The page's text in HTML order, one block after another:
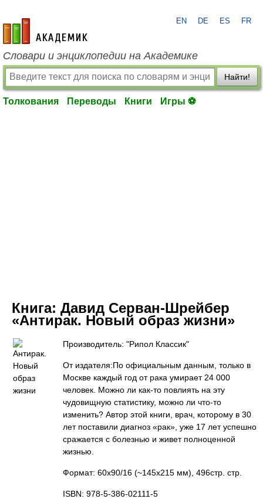
academic.ru
EN DE ES FR
Словари и энциклопедии на Академике
Найти!
Толкования Переводы Книги Игры ⚽
Книга: Давид Серван-Шрейбер
«Антирак. Новый образ жизни»
Производитель: "Рипол Классик"
От издателя:По официальным данным, только в
Москве каждый год от рака умирает 24 000
человек. Можно ли как-то повлиять на эту
чудовищную статистику, можно ли что-то
изменить? Автор этой книги, врач, которому в 30
лет поставили диагноз «рак», уже 17 лет успешно
сражается с болезнью и живет полноценной
жизнью.
Формат: 60х90/16 (~145х215 мм), 496стр. стр.
ISBN: 978-5-386-02111-5